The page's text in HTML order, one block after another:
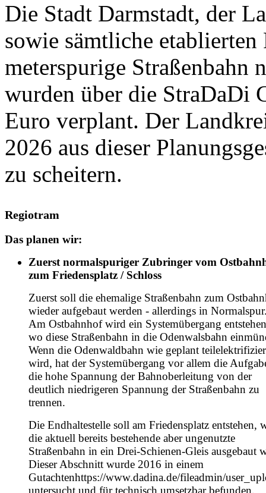
Die Stadt Darmstadt, der
sowie sämtliche
meterspurige Straßenbahn
wurden über die StraDaDi
Euro verplant. Der
2026 aus dieser
zu scheitern.
Regiotram
Das planen wir:
Zuerst normalspuriger Zubringer vom
zum Friedensplatz / Schloss
Zuerst soll die ehemalige Straßenbahn zum
wieder aufgebaut werden - allerdings in
Am Ostbahnhof wird ein Systemübergang
wo diese Straßenbahn in die Odenwalsbahn
Wenn die Odenwaldbahn wie geplant
wird, hat der Systemübergang vor allem die
die hohe Spannung der Bahnoberleitung von der
deutlich niedrigeren Spannung der Straßenbahn zu
trennen.
Die Endhaltestelle soll am Friedensplatz entstehen,
die aktuell bereits bestehende aber ungenutzte
Straßenbahn in ein Drei-Schienen-Gleis ausgebaut
Dieser Abschnitt wurde 2016 in einem
Gutachtenhttps://www.dadina.de/fileadmin/
untersucht und für technisch umsetzbar befunden.